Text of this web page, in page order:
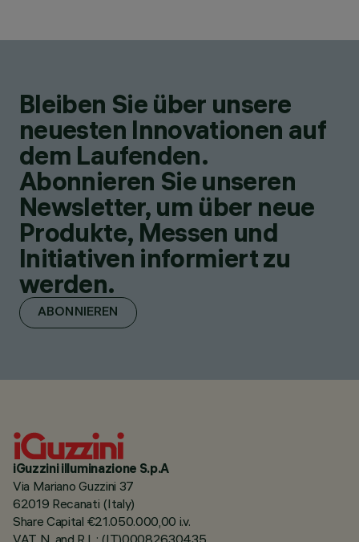
Bleiben Sie über unsere
neuesten Innovationen auf
dem Laufenden.
Abonnieren Sie unseren
Newsletter, um über neue
Produkte, Messen und
Initiativen informiert zu
werden.
ABONNIEREN
iGuzzini illuminazione S.p.A
Via Mariano Guzzini 37
62019 Recanati (Italy)
Share Capital €21.050.000,00 i.v.
VAT N. and R.I. : (IT)00082630435